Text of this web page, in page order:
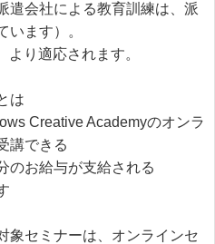
遣会社による教育訓練は、派
います）。
り適応されます。
は
Creative Academyのオンラ
講できる
のお給与が支給される
象セミナーは、オンラインセ